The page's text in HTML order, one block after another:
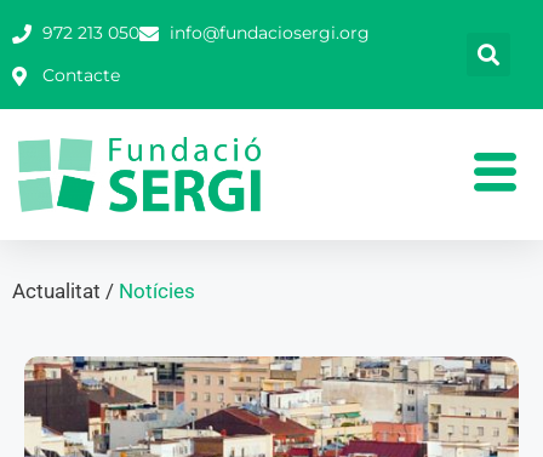
972 213 050
info@fundaciosergi.org
Contacte
Actualitat / Notícies